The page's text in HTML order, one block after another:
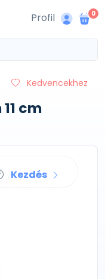
Profil 0
Kedvencekhez
cm
Kezdés